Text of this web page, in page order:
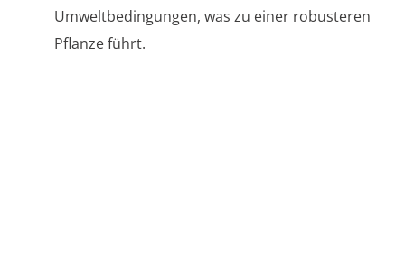
Umweltbedingungen, was zu einer robusteren
Pflanze führt.